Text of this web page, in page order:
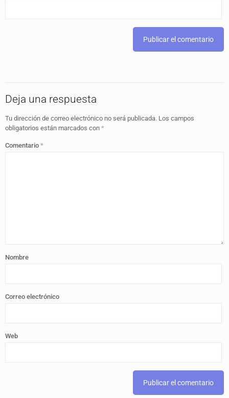
Deja una respuesta
Tu dirección de correo electrónico no será publicada. Los campos
obligatorios están marcados con *
Comentario *
Nombre
Correo electrónico
Web